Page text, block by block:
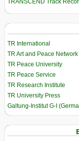
TRANSCEND Track
TR International
TR Art and Peace Network
TR Peace University
TR Peace Service
TR Research Institute
TR University Press
Galtung-Institut G-I